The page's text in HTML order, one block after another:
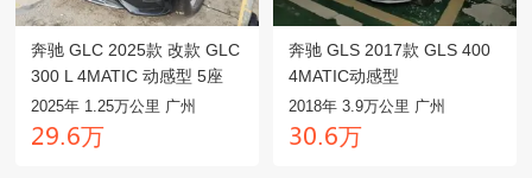
奔驰 GLC 2025款 改款 GLC
300 L 4MATIC 动感型 5座
2025年 1.25万公里 广州
龥鑶.餼万
奔驰 GLS 2017款 GLS 400
4MATIC动感型
2018年 3.9万公里 广州
閏龤.餼万